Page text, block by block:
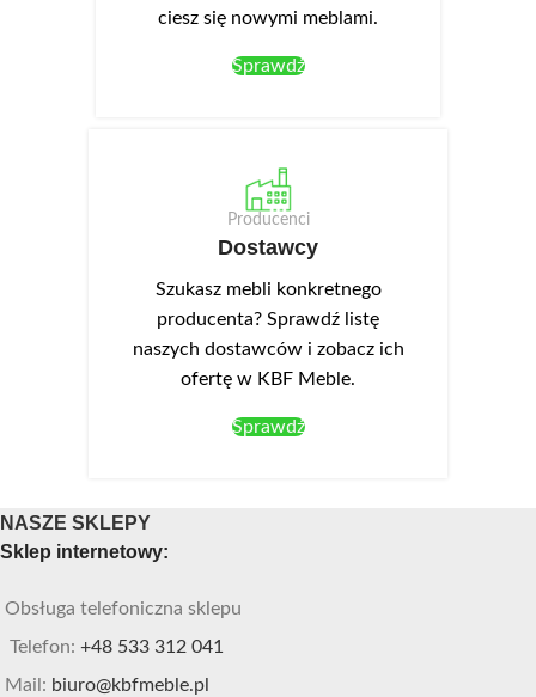
ciesz się nowymi meblami.
Sprawdź
Producenci
Dostawcy
Szukasz mebli konkretnego
producenta? Sprawdź listę
naszych dostawców i zobacz ich
ofertę w KBF Meble.
Sprawdź
NASZE SKLEPY
Sklep internetowy:
Obsługa telefoniczna sklepu
Telefon: +48 533 312 041
Mail: biuro@kbfmeble.pl